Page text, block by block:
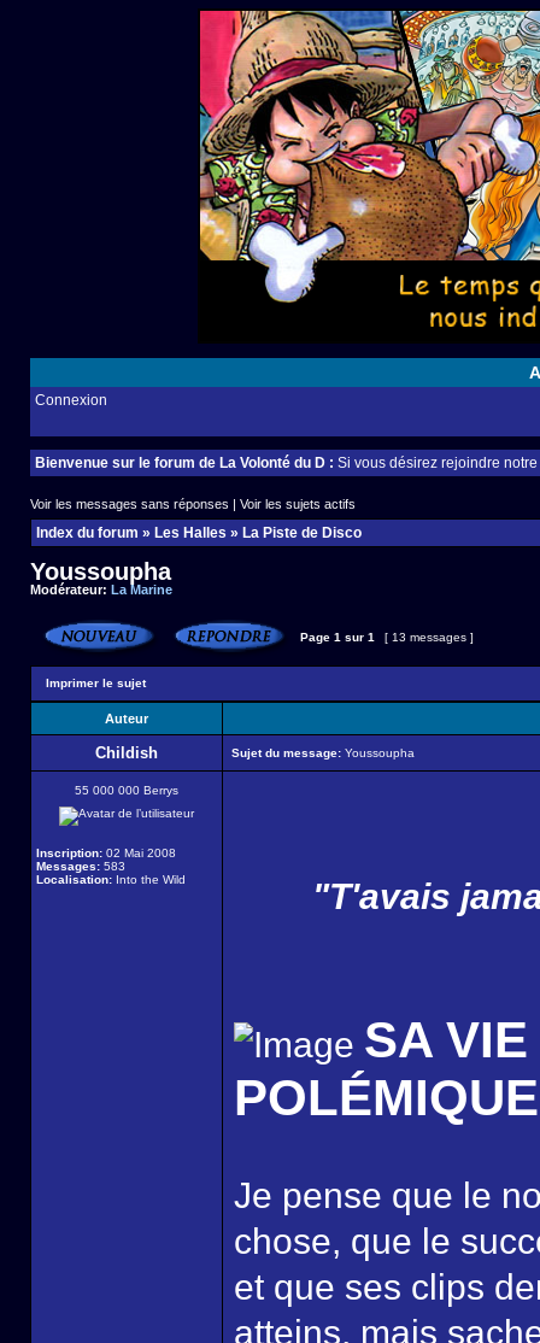
Connexion
Bienvenue sur le forum de La Volonté du D : Si vous désirez rejoindre
Voir les messages sans réponses | Voir les sujets actifs
Index du forum » Les Halles » La Piste de Disco
Youssoupha
Modérateur: La Marine
Page 1 sur 1 [ 13 messages ]
Imprimer le sujet
Auteur
Childish Sujet du message: Youssoupha
55 000 000 Berrys
Inscription: 02 Mai 2008
Messages: 583
Localisation: Into the Wild "T'avais
SA
POLÉMIQUE
Je pense que le
chose, que le
et que ses clips
atteins, mais